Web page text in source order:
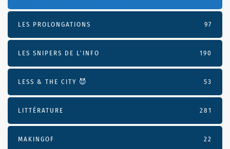
LES PROLONGATIONS 97
LES SNIPERS DE L’INFO 190
LESS & THE CITY 😈 53
LITTÉRATURE 281
MAKINGOF 22